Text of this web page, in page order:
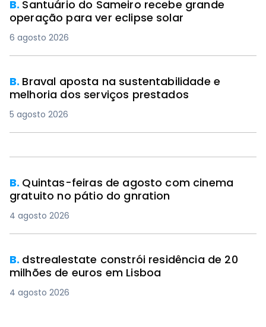
B. Santuário do Sameiro recebe grande
operação para ver eclipse solar
6 agosto 2026
B. Braval aposta na sustentabilidade e
melhoria dos serviços prestados
5 agosto 2026
B. Quintas-feiras de agosto com cinema
gratuito no pátio do gnration
4 agosto 2026
B. dstrealestate constrói residência de 20
milhões de euros em Lisboa
4 agosto 2026